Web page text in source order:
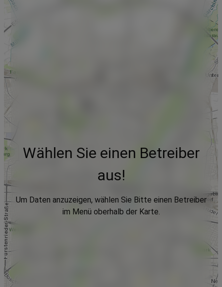
Wählen Sie einen Betreiber
aus!
Um Daten anzuzeigen, wählen Sie Bitte einen Betreiber
im Menü oberhalb der Karte.